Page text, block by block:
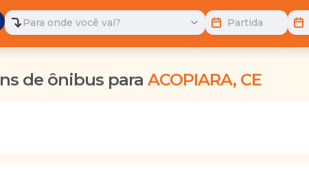
Para onde você vai? Partida
de ônibus para ACOPIARA, CE